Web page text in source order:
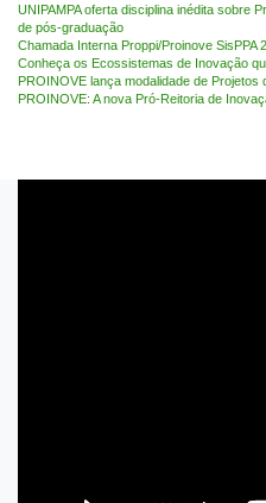
UNIPAMPA oferta disciplina inédita sobre
de pós-graduação
Chamada Interna Proppi/Proinove SisPPA
Conheça os Ecossistemas de Inovação
PROINOVE lança modalidade de
PROINOVE: A nova Pró-Reitoria de